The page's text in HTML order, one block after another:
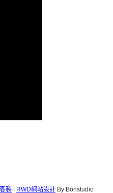
製 | RWD網站設計 By Bonstudio